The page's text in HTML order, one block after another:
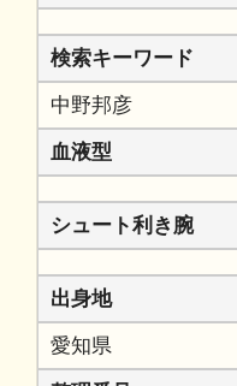
検索キーワード
中野邦彦
血液型
シュート利き腕
出身地
愛知県